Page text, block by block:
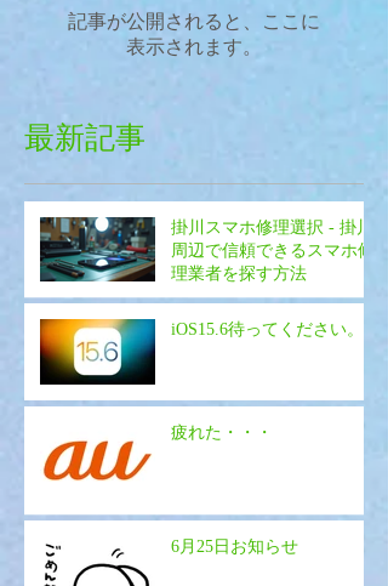
記事が公開されると、ここに
表示されます。
最新記事
掛川スマホ修理選択 - 掛川
周辺で信頼できるスマホ修
理業者を探す方法
iOS15.6待ってください。
疲れた・・・
6月25日お知らせ